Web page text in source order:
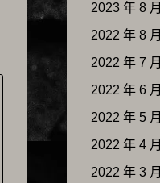
2023 年 8 月
2022 年 8 月
2022 年 7 月
2022 年 6 月
2022 年 5 月
2022 年 4 月
2022 年 3 月